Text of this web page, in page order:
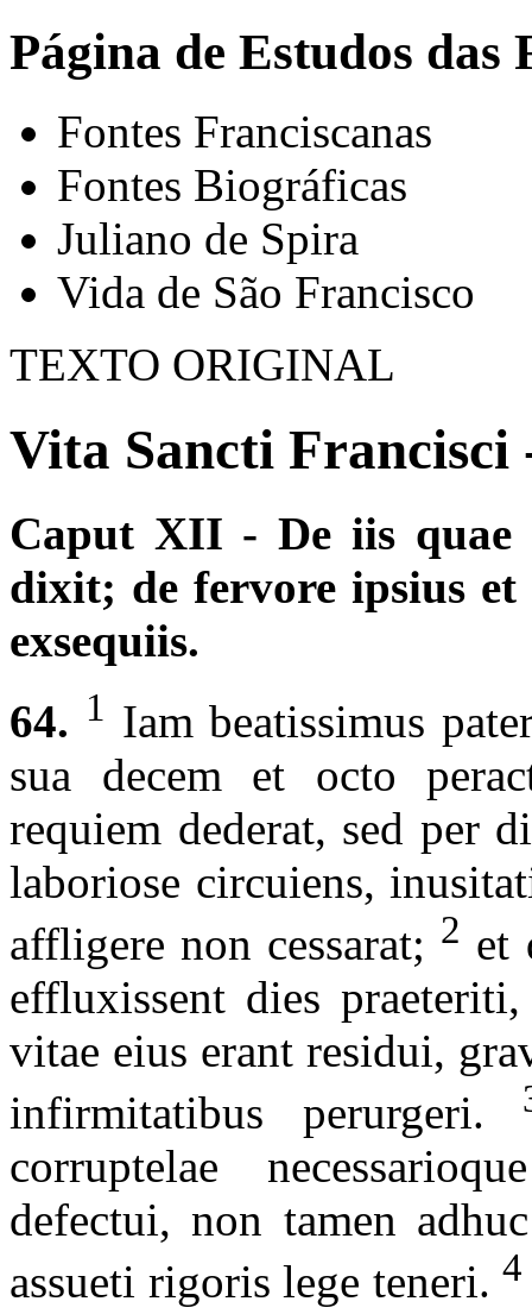
Página de Estudos das
Fontes Franciscanas
Fontes Biográficas
Juliano de Spira
Vida de São Francisco
TEXTO ORIGINAL
Vita Sancti Francisci
Caput XII - De iis quae
dixit; de fervore ipsius
exsequiis.
64. 1 Iam beatissimus
sua decem et octo
requiem dederat, sed per
laboriose circuiens,
affligere non cessarat; 2 et
effluxissent dies
vitae eius erant residui,
infirmitatibus perurgeri.
corruptelae
defectui, non tamen
assueti rigoris lege teneri.4